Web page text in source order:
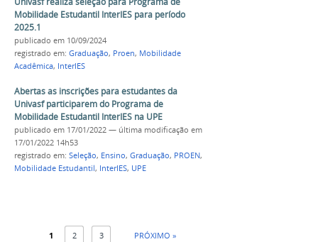
Mobilidade Estudantil InterIES para período
2025.1
publicado em 10/09/2024
registrado em: Graduação, Proen, Mobilidade
Acadêmica, InterIES
Abertas as inscrições para estudantes da
Univasf participarem do Programa de
Mobilidade Estudantil InterIES na UPE
publicado em 17/01/2022 — última modificação em
17/01/2022 14h53
registrado em: Seleção, Ensino, Graduação, PROEN,
Mobilidade Estudantil, InterIES, UPE
1 2 3 PRÓXIMO »